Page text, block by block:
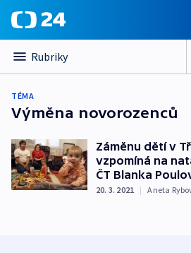
Rubriky
TÉMA
Výměna novorozenců
Záměnu dětí v
vzpomíná na
ČT Blanka
20. 3. 2021 | Aneta